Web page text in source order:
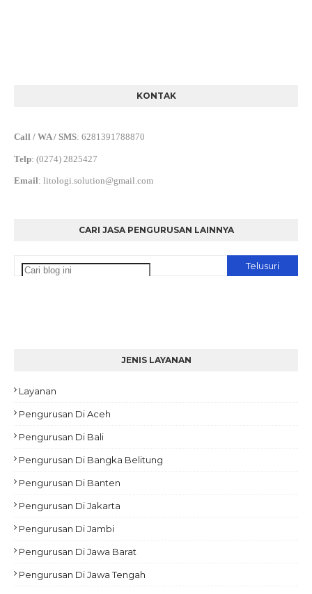
KONTAK
Call / WA / SMS: 6281391788870
Telp: (0274) 2825427
Email: litologi.solution@gmail.com
CARI JASA PENGURUSAN LAINNYA
JENIS LAYANAN
Layanan
Pengurusan Di Aceh
Pengurusan Di Bali
Pengurusan Di Bangka Belitung
Pengurusan Di Banten
Pengurusan Di Jakarta
Pengurusan Di Jambi
Pengurusan Di Jawa Barat
Pengurusan Di Jawa Tengah